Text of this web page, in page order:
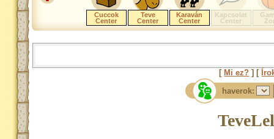
Cuccok
Center
Teve
Center
Karaván
Center
Kapcsolat
Center
[ Mi ez? ] [
haverok: